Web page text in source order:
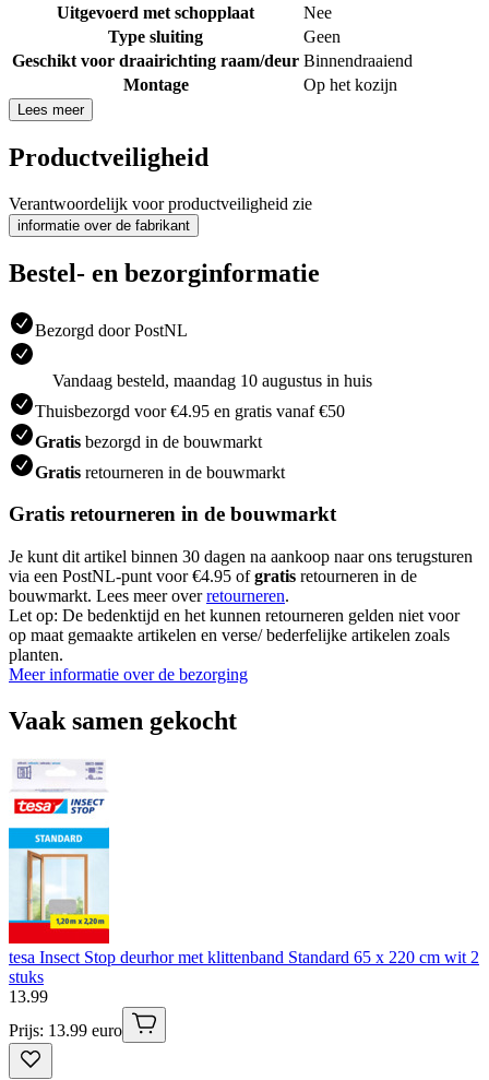
Uitgevoerd met schopplaat
Nee
Type sluiting
Geen
Geschikt voor draairichting raam/deur Binnendraaiend
Montage
Op het kozijn
Lees meer
Productveiligheid
Verantwoordelijk voor productveiligheid zie
informatie over de fabrikant
Bestel- en bezorginformatie
Bezorgd door PostNL
Vandaag besteld, maandag 10 augustus in huis
Thuisbezorgd voor €4.95 en gratis vanaf €50
Gratis bezorgd in de bouwmarkt
Gratis retourneren in de bouwmarkt
Gratis retourneren in de bouwmarkt
Je kunt dit artikel binnen 30 dagen na aankoop naar ons terugsturen
via een PostNL-punt voor €4.95 ofgratis retourneren in de
bouwmarkt. Lees meer overretourneren.
Let op: De bedenktijd en het kunnen retourneren gelden niet voor
op maat gemaakte artikelen en verse/ bederfelijke artikelen zoals
planten.
Meer informatie over de bezorging
Vaak samen gekocht
tesa Insect Stop deurhor met klittenband Standard 65 x 220 cm wit 2
stuks
13.99
Prijs: 13.99 euro